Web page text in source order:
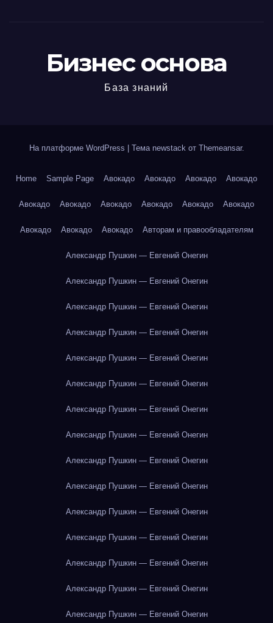
Бизнес основа
База знаний
На платформе WordPress Тема newstack от Themeansar.
Home Sample Page Авокадо Авокадо Авокадо Авокадо
Авокадо Авокадо Авокадо Авокадо Авокадо Авокадо
Авокадо Авокадо Авокадо Авторам и правообладателям
Александр Пушкин — Евгений Онегин
Александр Пушкин — Евгений Онегин
Александр Пушкин — Евгений Онегин
Александр Пушкин — Евгений Онегин
Александр Пушкин — Евгений Онегин
Александр Пушкин — Евгений Онегин
Александр Пушкин — Евгений Онегин
Александр Пушкин — Евгений Онегин
Александр Пушкин — Евгений Онегин
Александр Пушкин — Евгений Онегин
Александр Пушкин — Евгений Онегин
Александр Пушкин — Евгений Онегин
Александр Пушкин — Евгений Онегин
Александр Пушкин — Евгений Онегин
Александр Пушкин — Евгений Онегин